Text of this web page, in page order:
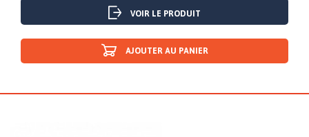
VOIR LE PRODUIT
AJOUTER AU PANIER